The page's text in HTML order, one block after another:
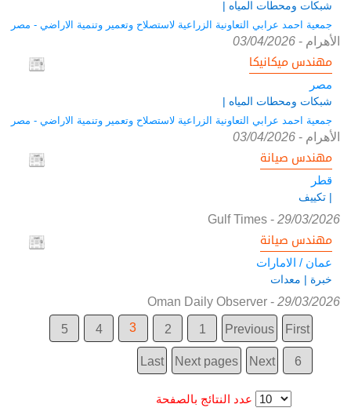
شبكات ومحطات المياه |
جمعية احمد عرابي التعاونية الزراعية لاستصلاح وتعمير وتنمية الاراضي - مصر
الأهرام -
03/04/2026
مهندس ميكانيكا
مصر
شبكات ومحطات المياه |
جمعية احمد عرابي التعاونية الزراعية لاستصلاح وتعمير وتنمية الاراضي - مصر
الأهرام -
03/04/2026
مهندس صيانة
قطر
| تكييف
Gulf Times- 29/03/2026
مهندس صيانة
عمان / الامارات
خبرة | معدات
Oman Daily Observer- 29/03/2026
First
Previous
1
2
3
4
5
6
Next
Next pages
Last
عدد النتائج بالصفحة